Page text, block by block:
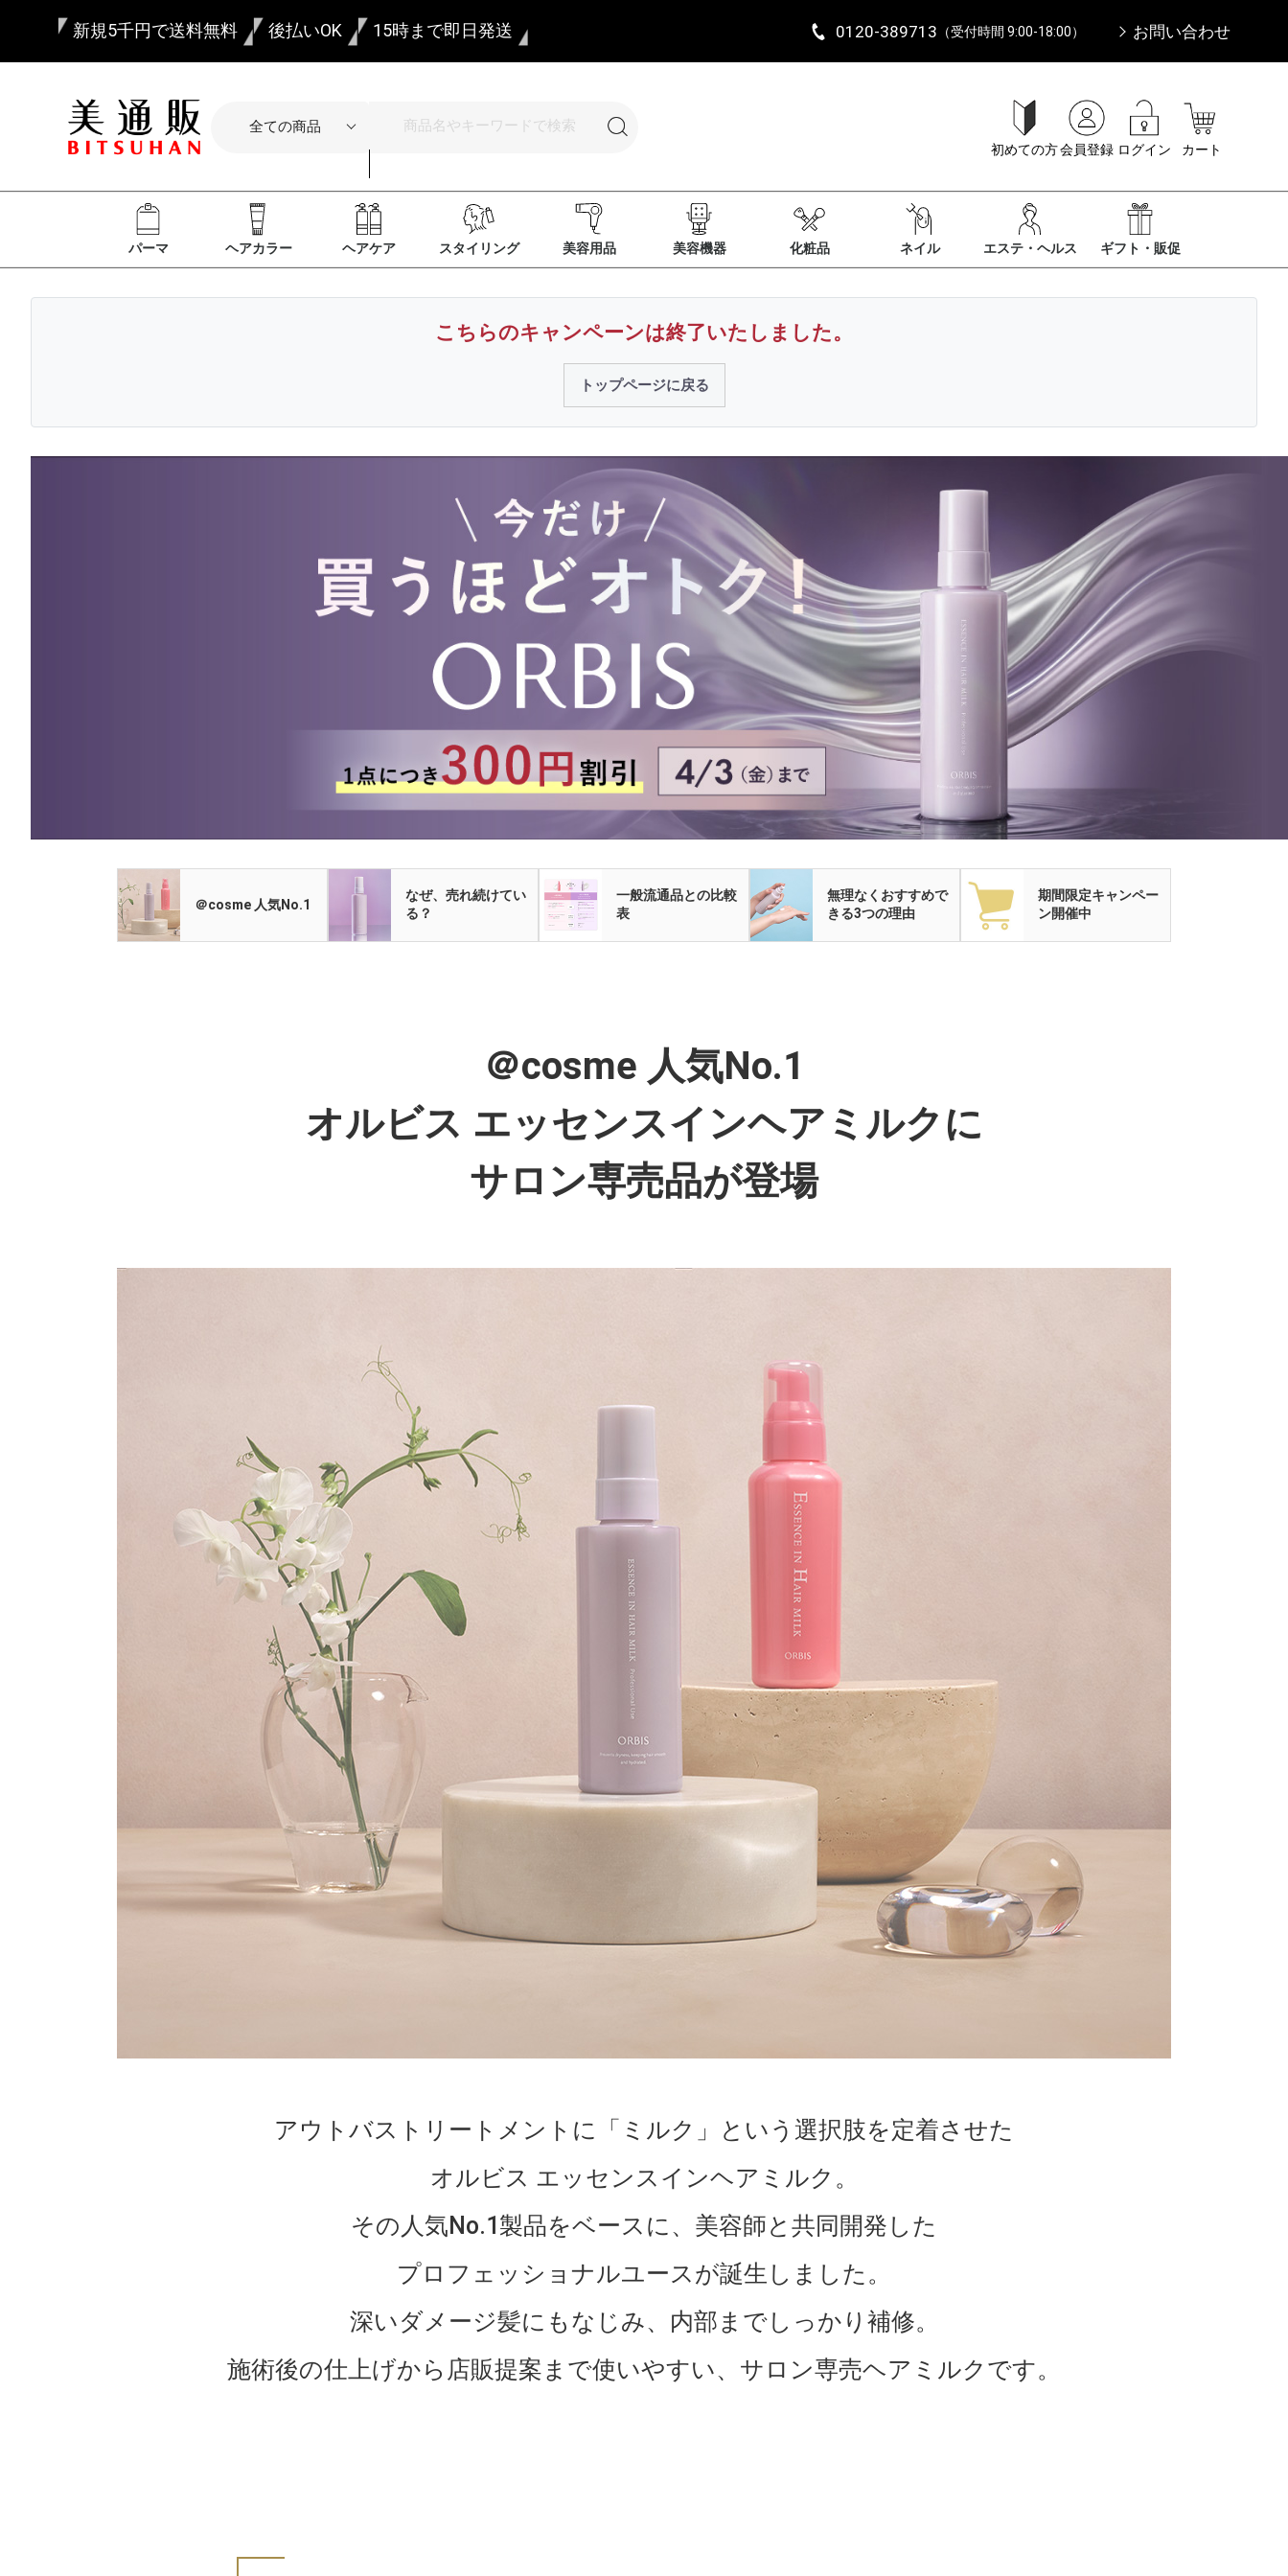
新規5千円で送料無料 後払いOK 15時まで即日発送 0120-389713 （受付時間 9:00-18:00） お問い合わせ
初めての方会員登録 ログイン カート
パーマ ヘアカラー ヘアケア スタイリング 美容用品 美容機器 化粧品 ネイル エステ・ヘルス ギフト・販促
こちらのキャンペーンは終了いたしました。
トップページに戻る
＠cosme 人気No.1
なぜ、売れ続けてい
る？
一般流通品との比較
表
無理なくおすすめで
きる3つの理由
期間限定キャンペー
ン開催中
＠cosme 人気No.1
オルビス エッセンスインヘアミルクに
サロン専売品が登場
アウトバストリートメントに「ミルク」という選択肢を定着させた
オルビス エッセンスインヘアミルク。
その人気No.1製品をベースに、美容師と共同開発した
プロフェッショナルユースが誕生しました。
深いダメージ髪にもなじみ、内部までしっかり補修。
施術後の仕上げから店販提案まで使いやすい、サロン専売ヘアミルクです。